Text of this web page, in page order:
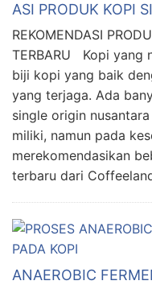
ASI PRODUK KOPI
REKOMENDASI
TERBARU Kopi yang
biji kopi yang baik
yang terjaga. Ada
single origin
miliki, namun pada
merekomendasikan
terbaru dari
ANAEROBIC